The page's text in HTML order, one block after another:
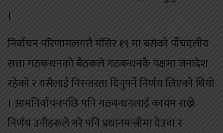
।
निर्वाचन परिणामलगत्तै मंसिर १९ मा बसेको पाँचदलीय
सत्ता गठबन्धनको बैठकले गठबन्धनकै पक्षमा जनादेश
रहेको र यसैलाई निरन्तरता दिनुपर्ने निर्णय लिएको थियो
। आमनिर्वाचनपछि पनि गठबन्धनलाई कायम राख्ने
निर्णय उनीहरूले गरे पनि प्रधानमन्त्रीमा देउवा र